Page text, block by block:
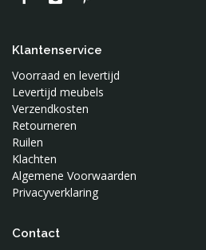
Klantenservice
Voorraad en levertijd
Levertijd meubels
Verzendkosten
Retourneren
Ruilen
Klachten
Algemene Voorwaarden
Privacyverklaring
Contact